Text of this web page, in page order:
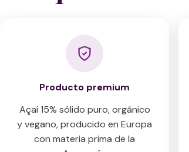
Producto premium
Açaí 15% sólido puro, orgánico
y vegano, producido en Europa
con materia prima de la